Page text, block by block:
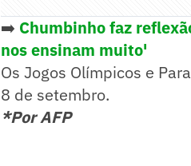
➡️ Chumbinho faz
nos ensinam muito'
Os Jogos Olímpicos e
8 de setembro.
*Por AFP